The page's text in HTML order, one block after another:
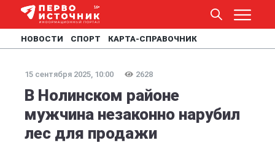
НОВОСТИ СПОРТ КАРТА-СПРАВОЧНИК
15 сентября 2025, 10:00 2628
В Нолинском районе
мужчина незаконно нарубил
лес для продажи